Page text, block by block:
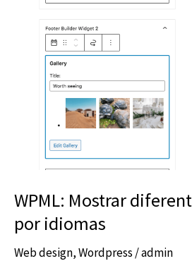
WPML: Mostrar
por idiomas
Web design,Wordpress /admin
idiomas